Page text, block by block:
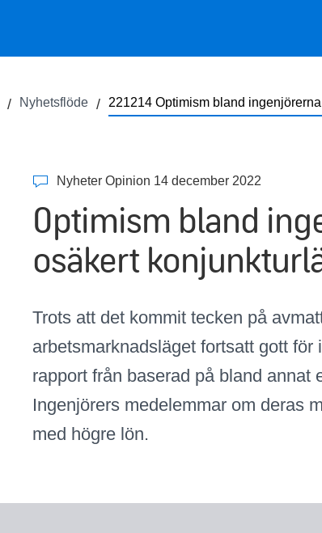
Nyhetsflöde 221214 Optimism bland
Nyheter Opinion 14 december 2022
Optimism bland
osäkert
Trots att det kommit tecken på
arbetsmarknadsläget fortsatt gott
rapport från baserad på bland annat
Ingenjörers medelemmar om deras
med högre lön.